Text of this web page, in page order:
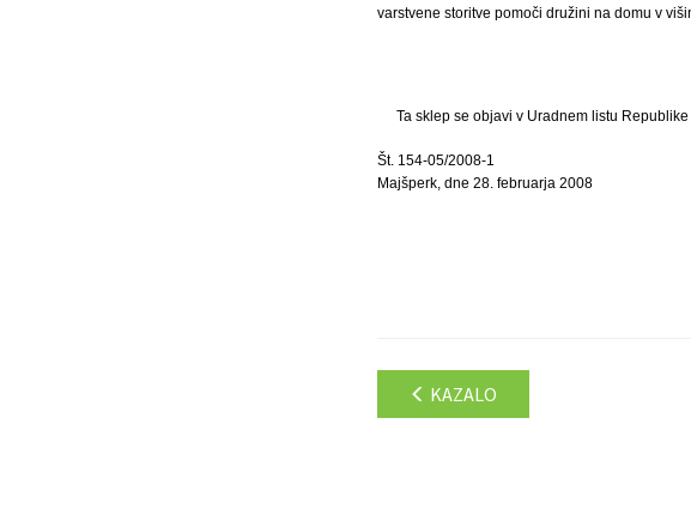
varstvene storitve pomoči družini na domu v
Ta sklep se objavi v Uradnem listu
Št. 154-05/2008-1
Majšperk, dne 28. februarja 2008
KAZALO